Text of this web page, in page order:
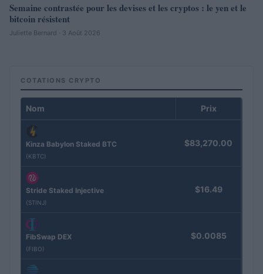
Semaine contrastée pour les devises et les cryptos : le yen et le
bitcoin résistent
Juliette Bernard · 3 Août 2026
COTATIONS CRYPTO
Nom Prix
Kinza Babylon Staked BTC
(KBTC)
$83,270.00
Stride Staked Injective
(STINJ)
$16.49
FibSwap DEX
(FIBO)
$0.0085